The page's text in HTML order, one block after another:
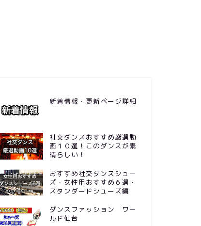
新着情報・更新ページ詳細
社交ダンスおすすめ厳選動
画１０選！このダンスが素
晴らしい！
おすすめ社交ダンスシュー
ズ・女性用おすすめ６選・
スタンダードシューズ編
ダンスファッション ワー
ルド仙台